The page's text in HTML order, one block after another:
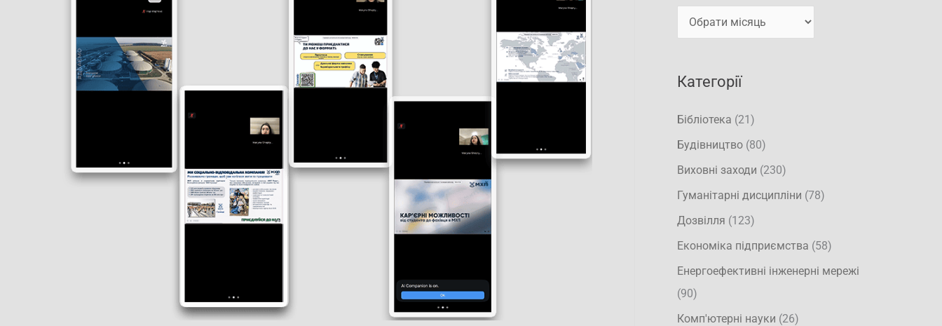
т
Категорії
Бібліотека (21)
Будівництво (80)
Виховні заходи (230)
Гуманітарні дисципліни (78)
Дозвілля (123)
Економіка підприємства (58)
Енергоефективні інженерні мережі
(90)
Комп'ютерні науки (26)